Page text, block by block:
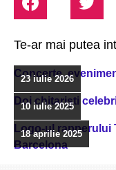
Te-ar mai putea
Concerte,
23 iulie 2026
Doi chitarişti
10 iulie 2025
Logo-ul rapperului
Barcelona
18 aprilie 2025